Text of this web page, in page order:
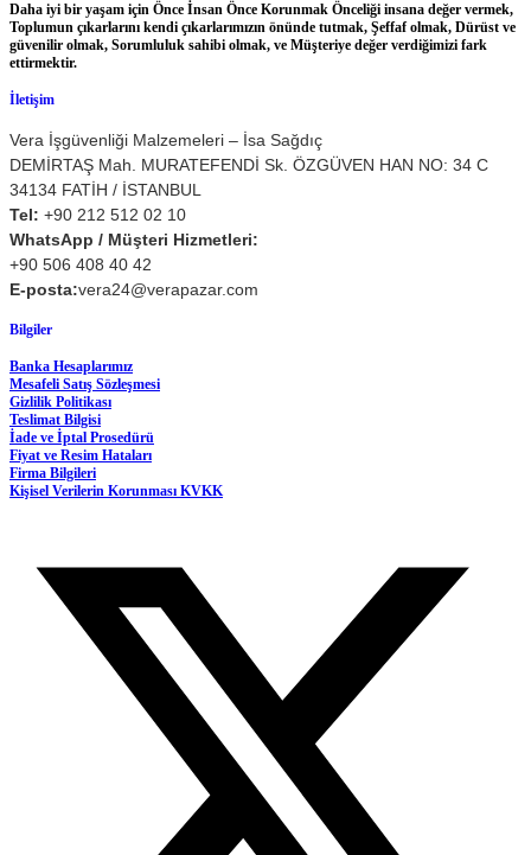
Daha iyi bir yaşam için Önce İnsan Önce Korunmak Önceliği insana değer vermek,
Toplumun çıkarlarını kendi çıkarlarımızın önünde tutmak, Şeffaf olmak, Dürüst ve
güvenilir olmak, Sorumluluk sahibi olmak, ve Müşteriye değer verdiğimizi fark
ettirmektir.
İletişim
Vera İşgüvenliği Malzemeleri – İsa Sağdıç
DEMİRTAŞ Mah. MURATEFENDİ Sk. ÖZGÜVEN HAN NO: 34 C
34134 FATİH / İSTANBUL
Tel: +90 212 512 02 10
WhatsApp / Müşteri Hizmetleri:
+90 506 408 40 42
E-posta:vera24@verapazar.com
Bilgiler
Banka Hesaplarımız
Mesafeli Satış Sözleşmesi
Gizlilik Politikası
Teslimat Bilgisi
İade ve İptal Prosedürü
Fiyat ve Resim Hataları
Firma Bilgileri
Kişisel Verilerin Korunması KVKK